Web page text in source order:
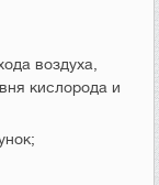
воздуха,
кислорода и